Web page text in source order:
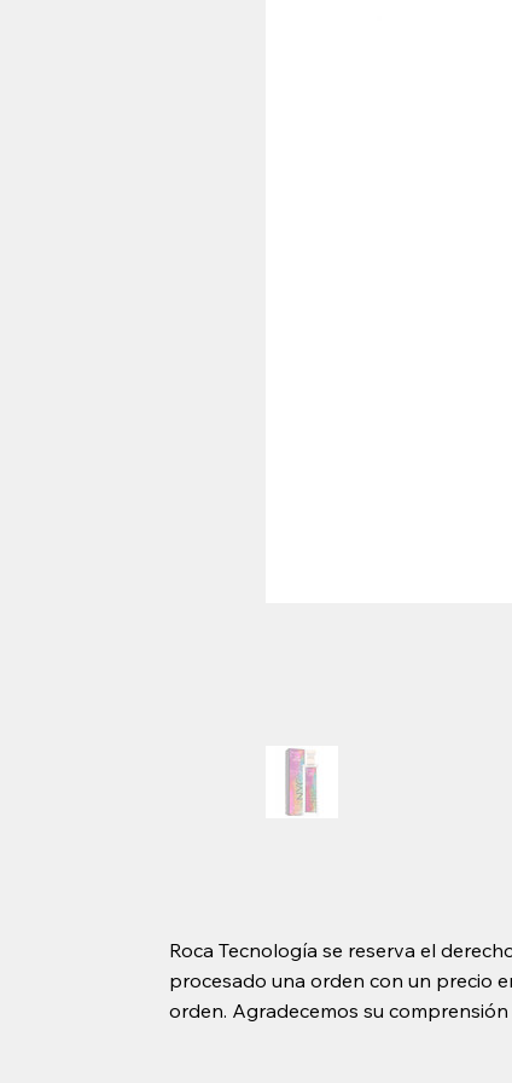
Roca Tecnología se reserva el
procesado una orden con un precio
orden. Agradecemos su